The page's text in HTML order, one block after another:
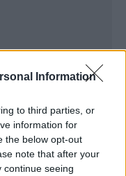
Information
to third parties, or
information for
the below opt-out
note that after your
continue seeing